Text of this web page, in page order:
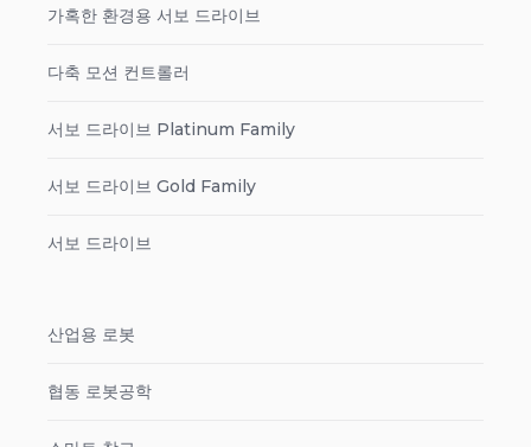
가혹한 환경용 서보 드라이브
다축 모션 컨트롤러
서보 드라이브 Platinum Family
서보 드라이브 Gold Family
서보 드라이브
산업용 로봇
협동 로봇공학